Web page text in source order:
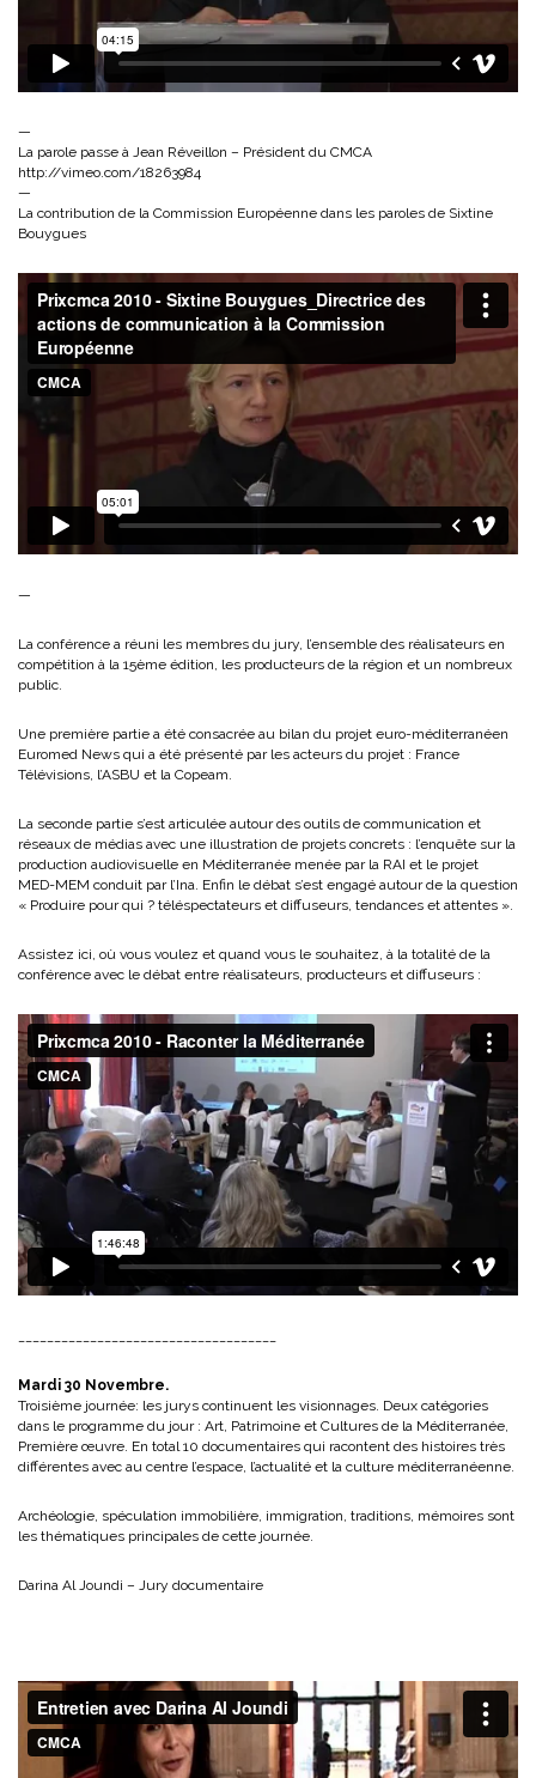
—
La parole passe à Jean Réveillon – Président du CMCA
http://vimeo.com/18263984
—
La contribution de la Commission Européenne dans les paroles de Sixtine
Bouygues
—
La conférence a réuni les membres du jury, l’ensemble des réalisateurs en
compétition à la 15ème édition, les producteurs de la région et un nombreux
public.
Une première partie a été consacrée au bilan du projet euro-méditerranéen
Euromed News qui a été présenté par les acteurs du projet : France
Télévisions, l’ASBU et la Copeam.
La seconde partie s’est articulée autour des outils de communication et
réseaux de médias avec une illustration de projets concrets : l’enquête sur la
production audiovisuelle en Méditerranée menée par la RAI et le projet
MED-MEM conduit par l’Ina. Enfin le débat s’est engagé autour de la question
« Produire pour qui ? téléspectateurs et diffuseurs, tendances et attentes ».
Assistez ici, où vous voulez et quand vous le souhaitez, à la totalité de la
conférence avec le débat entre réalisateurs, producteurs et diffuseurs :
Mardi 30 Novembre.
Troisième journée: les jurys continuent les visionnages. Deux catégories
dans le programme du jour : Art, Patrimoine et Cultures de la Méditerranée,
Première œuvre. En total 10 documentaires qui racontent des histoires très
différentes avec au centre l’espace, l’actualité et la culture méditerranéenne.
Archéologie, spéculation immobilière, immigration, traditions, mémoires sont
les thématiques principales de cette journée.
Darina Al Joundi – Jury documentaire